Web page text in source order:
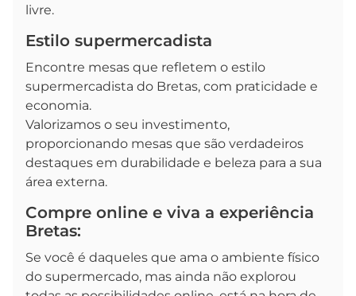
livre.
Estilo supermercadista
Encontre mesas que refletem o estilo
supermercadista do Bretas, com praticidade e
economia.
Valorizamos o seu investimento,
proporcionando mesas que são verdadeiros
destaques em durabilidade e beleza para a sua
área externa.
Compre online e viva a experiência
Bretas:
Se você é daqueles que ama o ambiente físico
do supermercado, mas ainda não explorou